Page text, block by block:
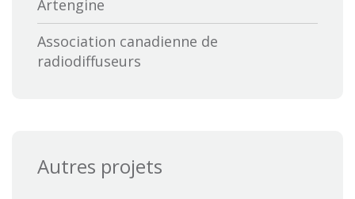
Artengine
Association canadienne de
radiodiffuseurs
Autres projets